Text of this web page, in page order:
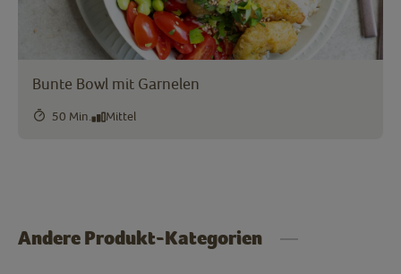
Bunte Bowl mit Garnelen
50 Min. Mittel
Andere Produkt-Kategorien